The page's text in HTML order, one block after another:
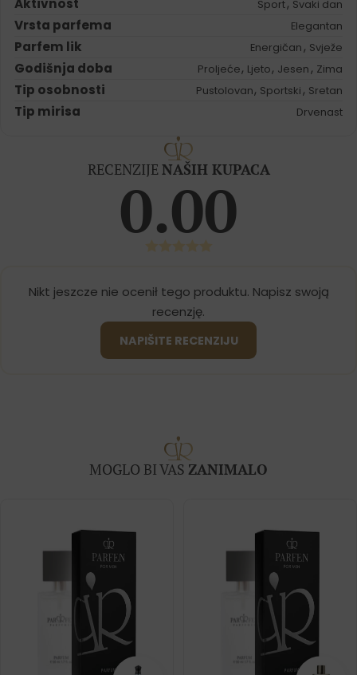
Sport Svaki dan
Vrsta parfema Elegantan
Parfem lik Energičan , Svježe
Godišnja doba Proljeće, Ljeto, Jesen , Zima
Tip osobnosti Pustolovan, Sportski , Sretan
Tip mirisa Drvenast
RECENZIJE NAŠIH KUPACA
0.00
Nikt jeszcze nie ocenił tego produktu. Napisz swoją
recenzję.
NAPIŠITE RECENZIJU
MOGLO BI VAS ZANIMALO